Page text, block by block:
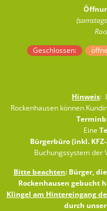
Klicken, um weitere
Geschlossen:
Hinweis:
Rockenhausen können
Eine
Bürgerbüro (inkl.
Buchungssystem der
Bitte beachten: Bürger,
Rockenhausen gebucht
Klingel am Hintereingang
durch